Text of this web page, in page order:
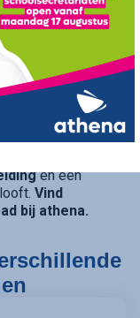
direct een
vind je een
die daarin hun
studierichtingen
perfecte balans.
en een
Vind
bij athena.